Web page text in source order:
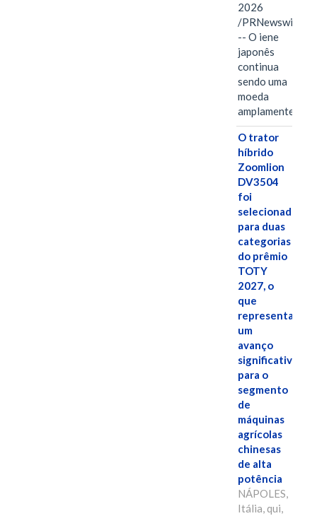
2026
/PRNewswire/
-- O iene
japonês
continua
sendo uma
moeda
amplamente…
O trator
híbrido
Zoomlion
DV3504
foi
selecionado
para duas
categorias
do prêmio
TOTY
2027, o
que
representa
um
avanço
significativo
para o
segmento
de
máquinas
agrícolas
chinesas
de alta
potência
NÁPOLES,
Itália, qui,